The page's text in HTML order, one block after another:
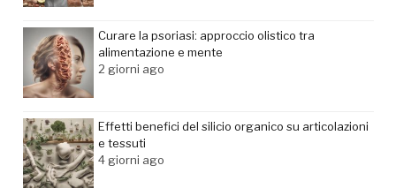
Curare la psoriasi: approccio olistico tra
alimentazione e mente
2 giorni ago
Effetti benefici del silicio organico su articolazioni
e tessuti
4 giorni ago